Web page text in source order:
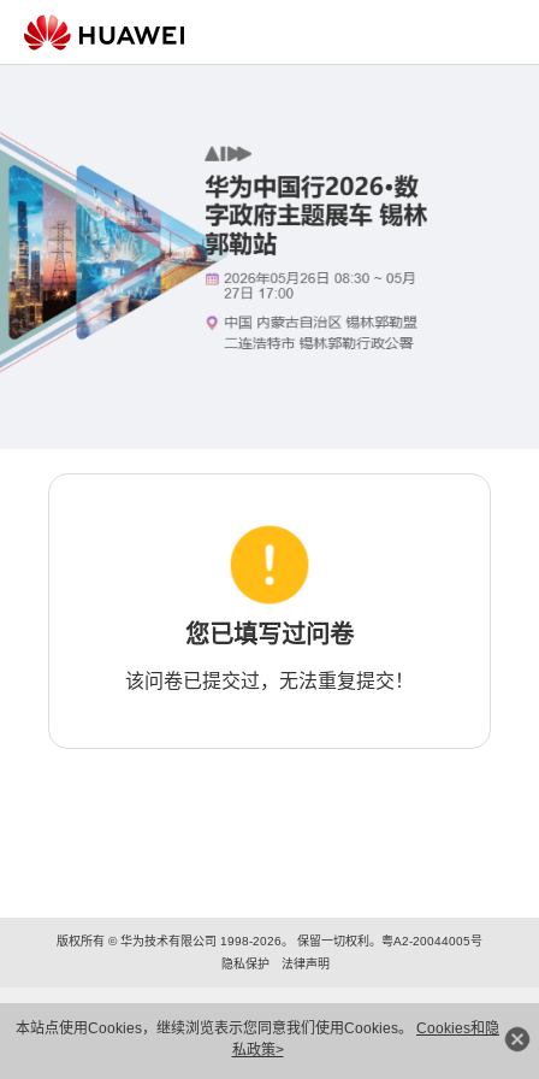
本站点使用Cookies，继续浏览表示您同意我们使用Cookies。 Cookies和隐
私政策>
您已填写过问卷
该问卷已提交过，无法重复提交！
版权所有 © 华为技术有限公司 1998-2026。 保留一切权利。粤A2-20044005号
隐私保护
法律声明